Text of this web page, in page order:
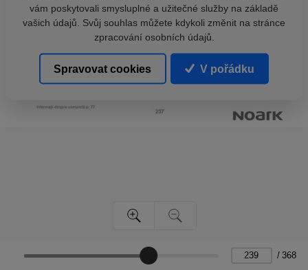
/ 368
vám poskytovali smysluplné a užitečné služby na základě
vašich údajů. Svůj souhlas můžete kdykoli změnit na stránce
zpracování osobních údajů.
Spravovat cookies V pořádku